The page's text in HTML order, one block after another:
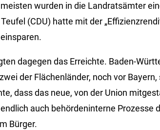
wurden in die Landratsämter
(CDU) hatte mit der
dagegen das Erreichte. Baden-
der Flächenländer, noch vor
dass das neue, von der Union
auch behördeninterne Prozesse
Bürger.